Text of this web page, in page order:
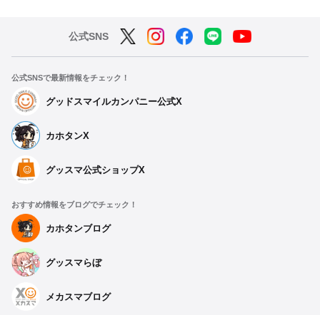
公式SNS
公式SNSで最新情報をチェック！
グッドスマイルカンパニー公式X
カホタンX
グッスマ公式ショップX
おすすめ情報をブログでチェック！
カホタンブログ
グッスマらぼ
メカスマブログ